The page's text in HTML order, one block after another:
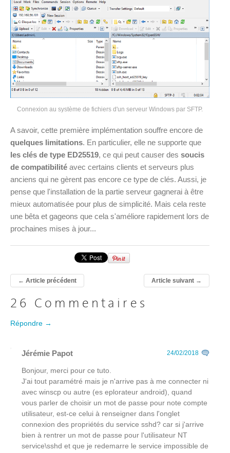
Connexion au système de fichiers d'un serveur Windows par SFTP.
A savoir, cette première implémentation souffre encore de
quelques limitations. En particulier, elle ne supporte que
les clés de type ED25519, ce qui peut causer des soucis
de compatibilité avec certains clients et serveurs plus
anciens qui ne gèrent pas encore ce type de clés. Aussi, je
pense que l'installation de la partie serveur gagnerai à être
mieux automatisée pour plus de simplicité. Mais cela reste
une bêta et gageons que cela s'améliore rapidement lors de
prochaines mises à jour...
← Article précédent Article suivant→
26 Commentaires
Répondre →
Jérémie Papot 24/02/2018
Bonjour, merci pour ce tuto.
J'ai tout paramétré mais je n'arrive pas à me connecter ni
avec winscp ou autre (es eplorateur android), quand
vous parler de choisir un mot de passe pour note compte
utilisateur, est-ce celui à renseigner dans l'onglet
connexion des propriétés du service sshd? car si j'arrive
bien à rentrer un mot de passe pour l'utilisateur NT
service\sshd et que je redemarre le service impossible de